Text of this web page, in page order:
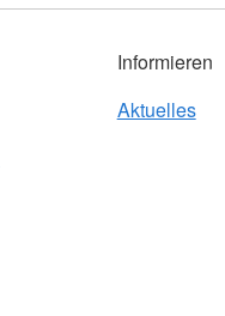
Informieren
Aktuelles